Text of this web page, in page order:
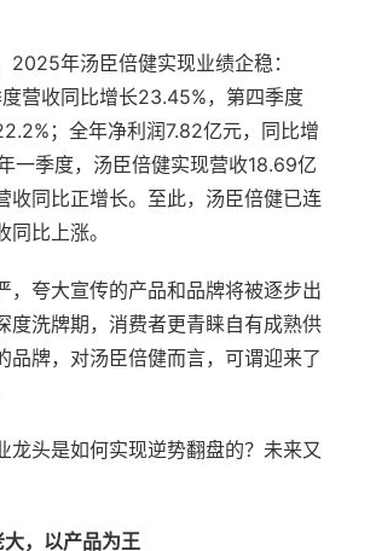
2025年汤臣倍健实现业绩企稳：
营收同比增长23.45%，第四季度
；全年净利润7.82亿元，同比增
一季度，汤臣倍健实现营收18.69亿
收同比正增长。至此，汤臣倍健已连
比上涨。
，夸大宣传的产品和品牌将被逐步出
度洗牌期，消费者更青睐自有成熟供
品牌，对汤臣倍健而言，可谓迎来了
龙头是如何实现逆势翻盘的？未来又
，以产品为王